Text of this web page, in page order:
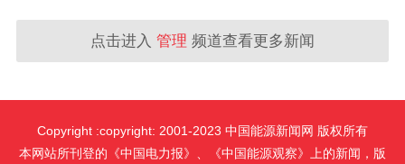
点击进入 管理 频道查看更多新闻
Copyright :copyright: 2001-2023 中国能源新闻网 版权所有
本网站所刊登的《中国电力报》、《中国能源观察》上的新闻，版